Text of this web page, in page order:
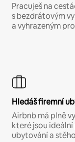
Pracuješ na
s bezdrátovým
a vyhrazeným
Hledáš firemní
Airbnb má plně
které jsou
ubytování a